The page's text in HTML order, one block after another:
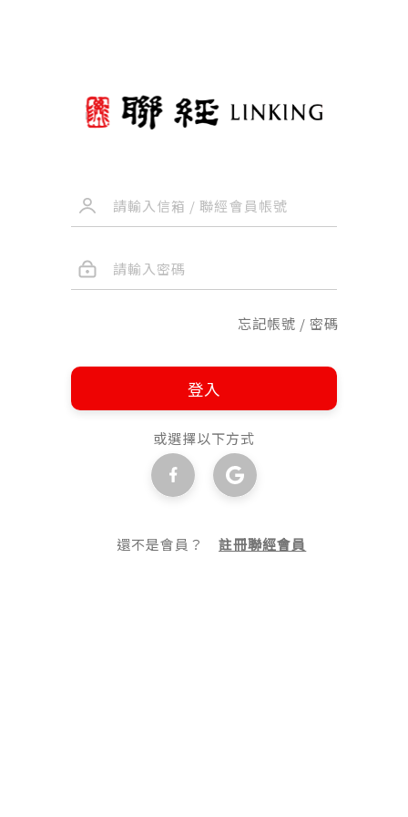
忘記帳號 / 密碼
登入
或選擇以下方式
還不是會員？註冊聯經會員